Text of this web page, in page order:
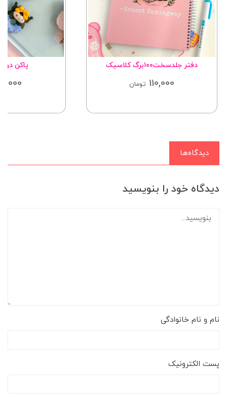
دفتر جلدسخت۱۰۰برگ کلاسیک
110,000 تومان
پاکن
دیدگاه‌ها
دیدگاه خود را بنویسید
نام و نام خانوادگی
پست الکترونیک